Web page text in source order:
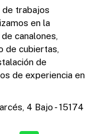
de trabajos
en la
canalones,
de cubiertas,
de
de experiencia en
4 Bajo - 15174